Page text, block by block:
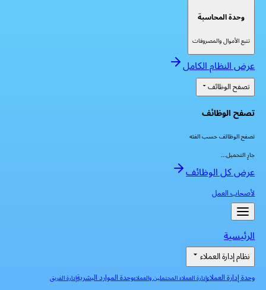
وحدة المحاسبة
تتبع الأموال والمصروفات
عرض النظام الكامل
تصفح الوظائف
تصفح الوظائف
تصفح الوظائف حسب الفئه
جارٍ التحميل...
عرض كل الوظائف
لأصحاب العمل
الرئيسية
نظام إدارة العملاء
وحدة إدارة العملاءإدارة العملاء المحتملين والعملاءوحدة الموارد البشريةإدارة الفريق